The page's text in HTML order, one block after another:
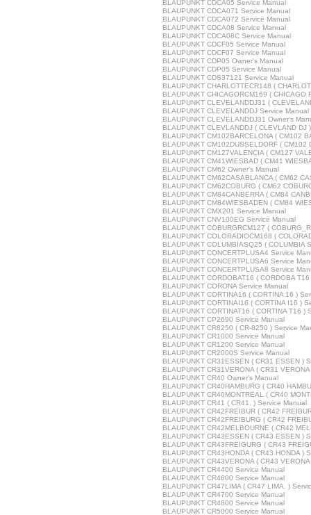
BLAUPUNKT CDCA05 Service Manual
BLAUPUNKT CDCA071 Service Manual
BLAUPUNKT CDCA072 Service Manual
BLAUPUNKT CDCA08 Service Manual
BLAUPUNKT CDCA08C Service Manual
BLAUPUNKT CDCF05 Service Manual
BLAUPUNKT CDCF07 Service Manual
BLAUPUNKT CDP05 Owner's Manual
BLAUPUNKT CDP05 Service Manual
BLAUPUNKT CDS37121 Service Manual
BLAUPUNKT CHARLOTTECR148 (
BLAUPUNKT CHICAGORCM169 ( CHICAGO
BLAUPUNKT CLEVELANDDJ31 (
BLAUPUNKT CLEVELANDDJ Service Manual
BLAUPUNKT CLEVELANDDJ31 Owner's
BLAUPUNKT CLEVLANDDJ ( CLEVLAND DJ
BLAUPUNKT CM102BARCELONA ( CM102
BLAUPUNKT CM102DUSSELDORF ( CM102
BLAUPUNKT CM127VALENCIA ( CM127
BLAUPUNKT CM41WIESBAD ( CM41
BLAUPUNKT CM62 Owner's Manual
BLAUPUNKT CM62CASABLANCA ( CM62
BLAUPUNKT CM62COBURG ( CM62
BLAUPUNKT CM84CANBERRA ( CM84
BLAUPUNKT CM84WIESBADEN ( CM84
BLAUPUNKT CMX201 Service Manual
BLAUPUNKT CNV100EG Service Manual
BLAUPUNKT COBURGRCM127 (
BLAUPUNKT COLORADIOCM168 (
BLAUPUNKT COLUMBIASQ25 ( COLUMBIA
BLAUPUNKT CONCERTPLUSA4 Service
BLAUPUNKT CONCERTPLUSA6 Service
BLAUPUNKT CONCERTPLUSA8 Service
BLAUPUNKT CORDOBAT16 ( CORDOBA
BLAUPUNKT CORONA Service Manual
BLAUPUNKT CORTINA16 ( CORTINA 16 )
BLAUPUNKT CORTINAI16 ( CORTINA I16 )
BLAUPUNKT CORTINAT16 ( CORTINA T16 )
BLAUPUNKT CP2690 Service Manual
BLAUPUNKT CR8250 ( CR-8250 ) Service
BLAUPUNKT CR1000 Service Manual
BLAUPUNKT CR1200 Service Manual
BLAUPUNKT CR2000S Service Manual
BLAUPUNKT CR31ESSEN ( CR31 ESSEN )
BLAUPUNKT CR31VERONA ( CR31
BLAUPUNKT CR40 Owner's Manual
BLAUPUNKT CR40HAMBURG ( CR40
BLAUPUNKT CR40MONTREAL ( CR40
BLAUPUNKT CR41 ( CR41. ) Service Manual
BLAUPUNKT CR42FREIBUR ( CR42
BLAUPUNKT CR42FREIBURG ( CR42
BLAUPUNKT CR42MELBOURNE ( CR42
BLAUPUNKT CR43ESSEN ( CR43 ESSEN )
BLAUPUNKT CR43FREIGURG ( CR43
BLAUPUNKT CR43HONDA ( CR43 HONDA )
BLAUPUNKT CR43VERONA ( CR43
BLAUPUNKT CR4400 Service Manual
BLAUPUNKT CR4600 Service Manual
BLAUPUNKT CR47LIMA ( CR47 LIMA. )
BLAUPUNKT CR4700 Service Manual
BLAUPUNKT CR4800 Service Manual
BLAUPUNKT CR5000 Service Manual